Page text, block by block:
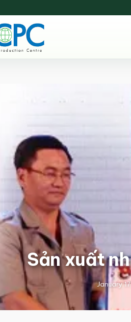
Sản xuất
January